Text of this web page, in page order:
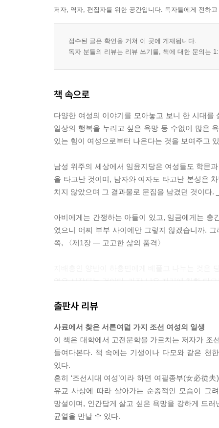
1. 차마 죽지 못한 마음
2. 예정된 죽음 앞에서 드러낸 삶에 대한 미련
3. 불효의 죄, 천추의 한이 되다
5. 조선시대 부부의 애끓는 사랑
7. 원하지 않는 것을 하지 않을 자유
8. 열녀 이데올로기와 효녀 이데올로기가 충돌할 때
* 찾아보기
저자, 역자, 편집자를 위한 공간입니다. 독자들에게 전하
접수된 글은 확인을 거쳐 이 곳에 게재됩니다.
독자 분들의 리뷰는 리뷰 쓰기를, 책에 대한 문의는
책 속으로
다양한 여성의 이야기를 모아놓고 보니 한 시대
일상의 행복을 누리고 싶은 욕망 등 수없이 많은
있는 힘이 여성으로부터 나온다는 것을 보여주고
남성 위주의 세상에서 임윤지당은 여성들도 학문
을 타고난 것이며, 남자와 여자도 타고난 본성은
치지 않았으며 그 결과물로 문집을 남겼던 것이다
아비에게는 간쟁하는 아들이 있고, 임금에게는
였으니 어찌 부부 사이에만 그렇지 않겠습니까.
쪽, 〈제1장 ― 고고한 삶의 품격〉
열은 시작되는 것이다. 가장 낮은 자리에 처한 다
정정당 황씨는 구체적으로 외우는 것만 힘쓰고
을 바르게 하고 수신하는 도에 마음 쓰라고 타일
서 높은 벼슬을 하는 것이 아니라 진정한 학자가
이 시대에는 하층민이 유교 이념을 실천하고 있
하는 것을 하층민들은 배우지 않고도 실천하고
인간의 재발견이다. 노비나 기생을 인간으로 취
각에 관심을 갖기 시작했다. _ 233쪽, 〈제5장 ―
출판사 리뷰
사료에서 찾은 서른여덟 가지 조선 여성의 일생
이 책은 대학에서 고전문학을 가르치는 저자가 조
들여다본다. 책 속에는 기생이나 다모와 같은 천
있다.
흔히 ‘조선시대 여성’이라 하면 여필종부(女必從
유교 사상에 따라 살아가는 순종적인 모습이 그
망설이며, 인간답게 살고 싶은 욕망을 강하게 드
균열을 만날 수 있다.